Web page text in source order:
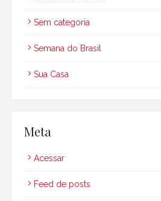
Sem categoria
Semana do Brasil
Sua Casa
Meta
Acessar
Feed de posts